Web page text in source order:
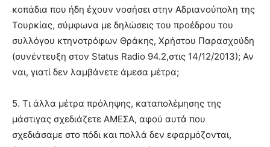
κοπάδια που ήδη έχουν νοσήσει στην Αδριανούπολη της
Τουρκίας, σύμφωνα με δηλώσεις του προέδρου του
συλλόγου κτηνοτρόφων Θράκης, Χρήστου Παρασχούδη
(συνέντευξη στον Status Radio 94.2,στις 14/12/2013); Αν
ναι, γιατί δεν λαμβάνετε άμεσα μέτρα;
5. Τι άλλα μέτρα πρόληψης, καταπολέμησης της
μάστιγας σχεδιάζετε ΑΜΕΣΑ, αφού αυτά που
σχεδιάσαμε στο πόδι και πολλά δεν εφαρμόζονται,